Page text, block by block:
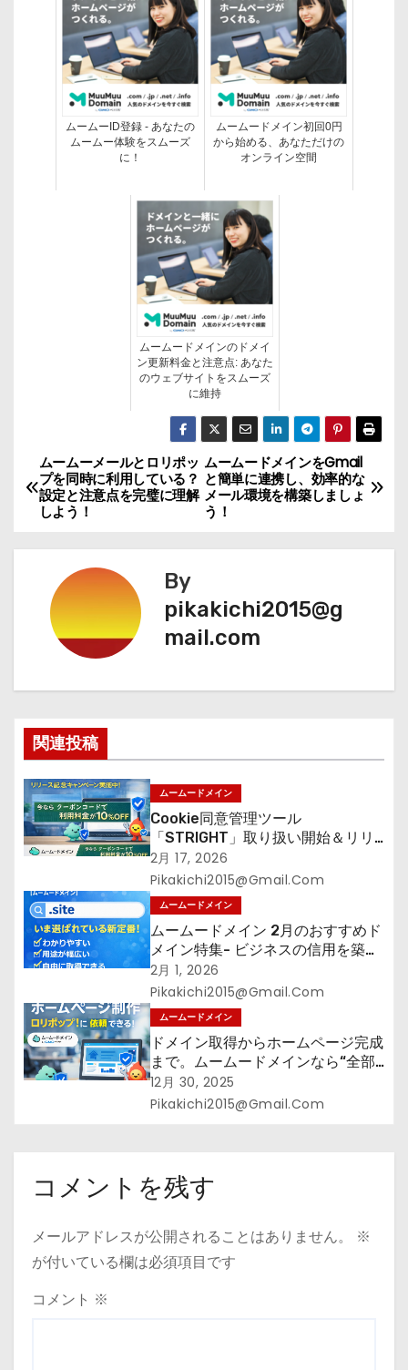
ムームーID登録 - あなたの
ムームー体験をスムーズ
に！
ムームードメイン初回0円
から始める、あなただけの
オンライン空間
ムームードメインのドメイ
ン更新料金と注意点: あなた
のウェブサイトをスムーズ
に維持
投
稿
ナ
ビ
ゲ
シ
ョ
ン
ムームードメインをGmail
と簡単に連携し、効率的な
メール環境を構築しましょ
う！
ムームーメールとロリポッ
プを同時に利用している？
設定と注意点を完璧に理解
しよう！
By
pikakichi2015@g
mail.com
関連投稿
ムームードメイン
Cookie同意管理ツール
「STRIGHT」取り扱い開始＆リリ
ース記念キャンペーン【ムームード
メイン】
2月 17, 2026
Pikakichi2015@gmail.com
ムームードメイン
ムームードメイン 2月のおすすめド
メイン特集- ビジネスの信用を築く
――そのすべての起点となるのが独
自ドメイン
2月 1, 2026
Pikakichi2015@gmail.com
ムームードメイン
ドメイン取得からホームページ完成
まで。ムームードメインなら“全部
まとめて”安心スタート
12月 30, 2025
Pikakichi2015@gmail.com
コメントを残す
メールアドレスが公開されることはありません。
※
が付いている欄は必須項目です
コメント ※